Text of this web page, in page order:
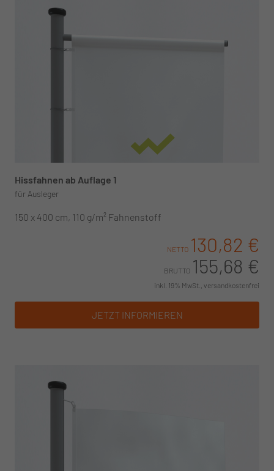
Hissfahnen ab Auflage 1
für Ausleger
150 x 400 cm, 110 g/m² Fahnenstoff
NETTO 130,82 €
BRUTTO 155,68 €
inkl. 19% MwSt., versandkostenfrei
JETZT INFORMIEREN